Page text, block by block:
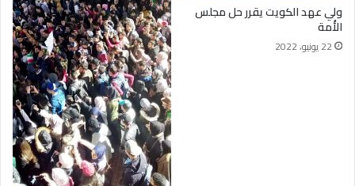
ولي عهد الكويت يقرر حل مجلس
الأُمة
22 يونيو، 2022